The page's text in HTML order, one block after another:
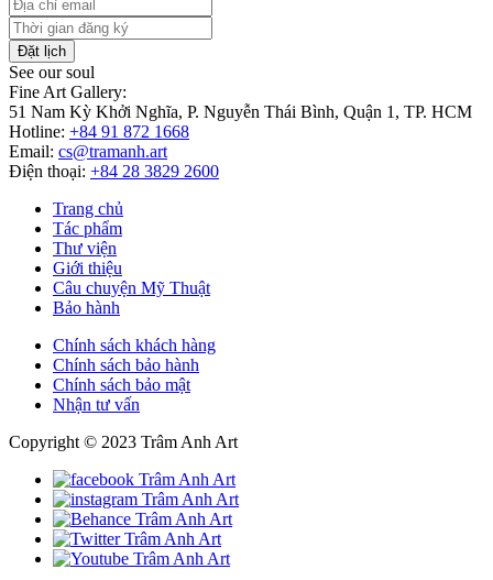
Đặt lịch
See our soul
Fine Art Gallery:
51 Nam Kỳ Khởi Nghĩa, P. Nguyễn Thái Bình, Quận 1, TP. HCM
Hotline: +84 91 872 1668
Email: cs@tramanh.art
Điện thoại: +84 28 3829 2600
Trang chủ
Tác phẩm
Thư viện
Giới thiệu
Câu chuyện Mỹ Thuật
Bảo hành
Chính sách khách hàng
Chính sách bảo hành
Chính sách bảo mật
Nhận tư vấn
Copyright © 2023 Trâm Anh Art